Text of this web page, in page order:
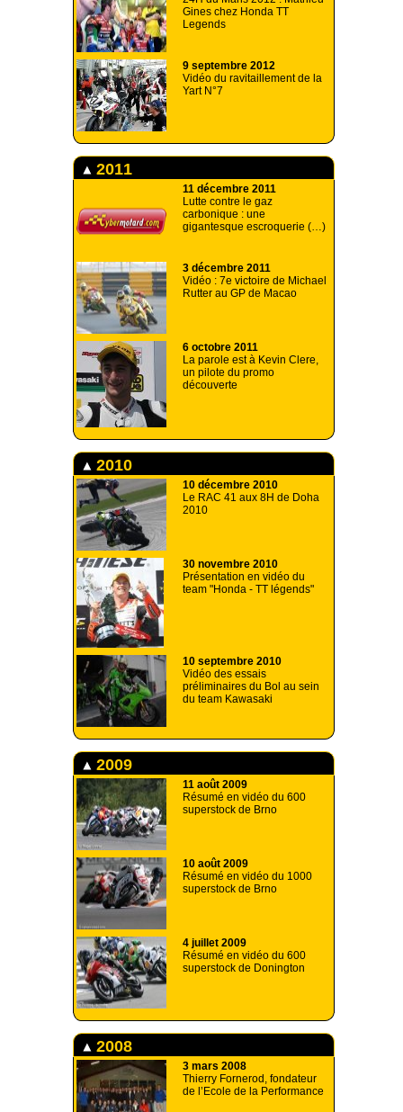
Gines chez Honda TT
Legends
9 septembre 2012
Vidéo du ravitaillement de la
Yart N°7
2011
11 décembre 2011
Lutte contre le gaz
carbonique : une
gigantesque escroquerie (…)
3 décembre 2011
Vidéo : 7e victoire de Michael
Rutter au GP de Macao
6 octobre 2011
La parole est à Kevin Clere,
un pilote du promo
découverte
2010
10 décembre 2010
Le RAC 41 aux 8H de Doha
2010
30 novembre 2010
Présentation en vidéo du
team "Honda - TT légends"
10 septembre 2010
Vidéo des essais
préliminaires du Bol au sein
du team Kawasaki
2009
11 août 2009
Résumé en vidéo du 600
superstock de Brno
10 août 2009
Résumé en vidéo du 1000
superstock de Brno
4 juillet 2009
Résumé en vidéo du 600
superstock de Donington
2008
3 mars 2008
Thierry Fornerod, fondateur
de l’Ecole de la Performance